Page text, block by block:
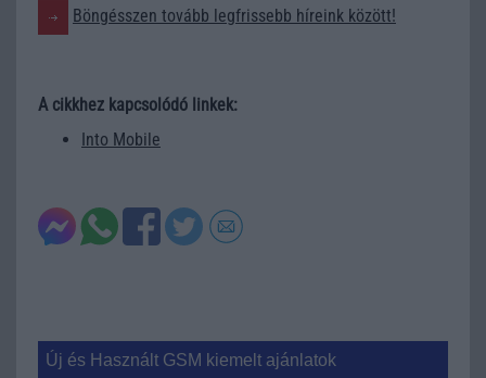
Böngésszen tovább legfrissebb híreink között!
A cikkhez kapcsolódó linkek:
Into Mobile
Új és Használt GSM kiemelt ajánlatok